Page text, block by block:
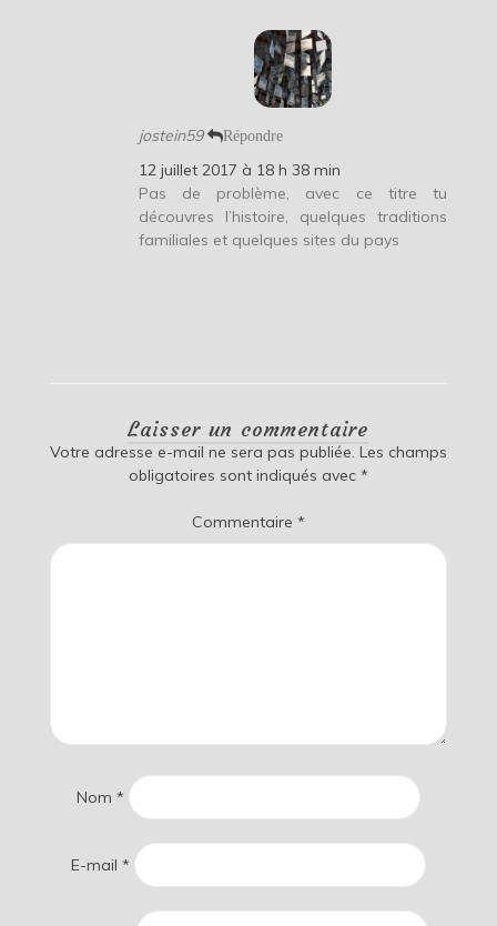
jostein59 Répondre
12 juillet 2017 à 18 h 38 min
Pas de problème, avec ce titre tu
découvres l’histoire, quelques traditions
familiales et quelques sites du pays
Laisser un commentaire
Votre adresse e-mail ne sera pas publiée. Les champs
obligatoires sont indiqués avec *
Commentaire *
Nom *
E-mail *